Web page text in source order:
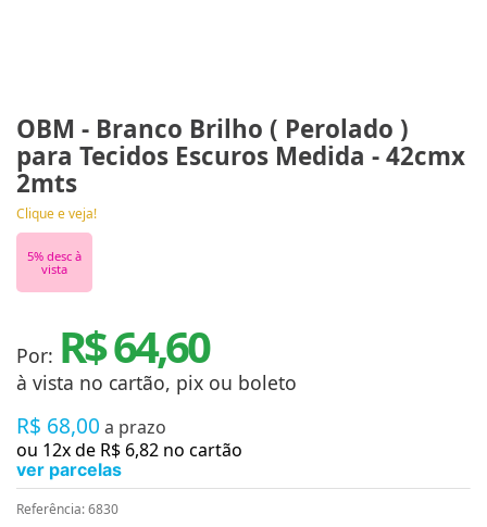
OBM - Branco Brilho ( Perolado )
para Tecidos Escuros Medida - 42cmx
2mts
Clique e veja!
5% desc à
vista
Por: R$ 64,60
à vista no cartão, pix ou boleto
R$ 68,00 a prazo
ou 12x de R$ 6,82 no cartão
ver parcelas
Referência:6830